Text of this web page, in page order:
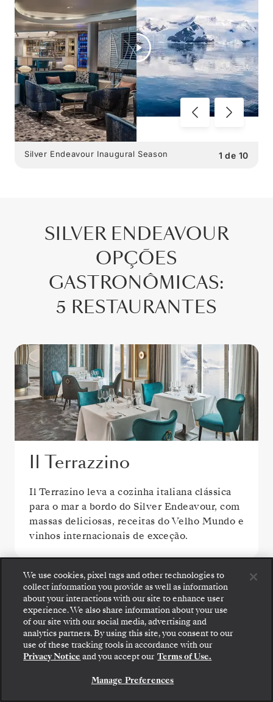
1 de 10
Silver Endeavour Inaugural Season
SILVER ENDEAVOUR
OPÇÕES
GASTRONÔMICAS:
5 RESTAURANTES
Il Terrazzino
Il Terrazino leva a cozinha italiana clássica
para o mar a bordo do Silver Endeavour, com
massas deliciosas, receitas do Velho Mundo e
vinhos internacionais de exceção.
The Restaurant
Embarque: escolha sua suíte e confira as tarifas e
os serviços inclusos antes de confirmar com
segurança sua viagem com a Silversea.
RESERVE A SUA SUITE
We use cookies, pixel tags and other technologies to
collect information you provide as well as information
about your interactions with our site to enhance user
experience. We also share information about your use
of our site with our social media, advertising and
analytics partners. By using this site, you consent to our
use of these tracking tools in accordance with our
Privacy Notice and you accept our Terms of Use.
Manage Preferences